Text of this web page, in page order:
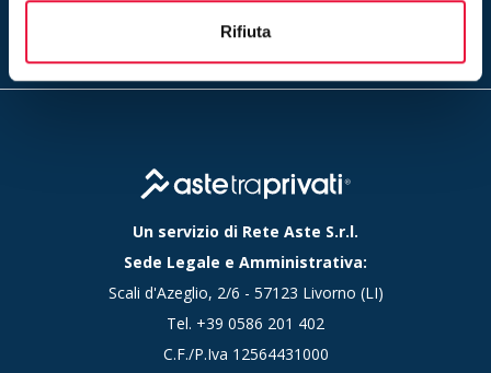
Rifiuta
accetti la nostraprivacy policy
Un servizio di Rete Aste S.r.l.
Sede Legale e Amministrativa:
Scali d'Azeglio, 2/6 - 57123 Livorno (LI)
Tel. +39 0586 201 402
C.F./P.Iva 12564431000